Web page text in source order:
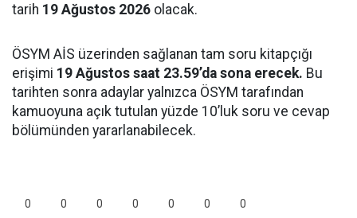
tarih 19 Ağustos 2026 olacak.
ÖSYM AİS üzerinden sağlanan tam soru kitapçığı
erişimi 19 Ağustos saat 23.59’da sona erecek. Bu
tarihten sonra adaylar yalnızca ÖSYM tarafından
kamuoyuna açık tutulan yüzde 10’luk soru ve cevap
bölümünden yararlanabilecek.
0 0 0 0 0 0 0